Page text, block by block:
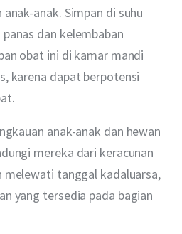
anak. Simpan di suhu
dan kelembaban
obat ini di kamar mandi
karena dapat berpotensi
anak-anak dan hewan
mereka dari keracunan
melewati tanggal kadaluarsa,
yang tersedia pada bagian